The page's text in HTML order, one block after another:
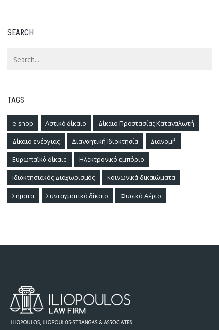
SEARCH
TAGS
e-shop Αστικό δίκαιο Δίκαιο Προστασίας Καταναλωτή
Δίκαιο ενέργιας Διανοητική Ιδιοκτησία Διανομή
Ευρωπαϊκό δίκαιο Ηλεκτρονικό εμπόριο
Ιδιοκτησιακός Διαχωρισμός Κοινωνικά δικαιώματα
Σήματα Συνταγματικό δίκαιο Φυσικό Αέριο